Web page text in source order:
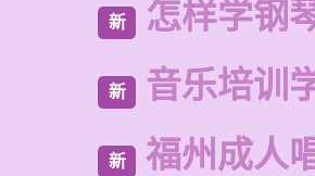
新 怎样学钢
新 音乐培训
新 福州成人